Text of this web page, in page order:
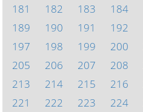
181
182 183 184
189
190 191 192
197
198 199 200
205
206 207 208
213
214 215 216
221
222 223 224